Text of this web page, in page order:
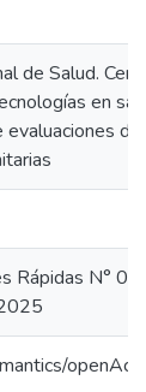
de Salud.
en
de
Rápidas N°